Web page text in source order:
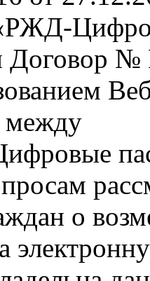
№
между
о